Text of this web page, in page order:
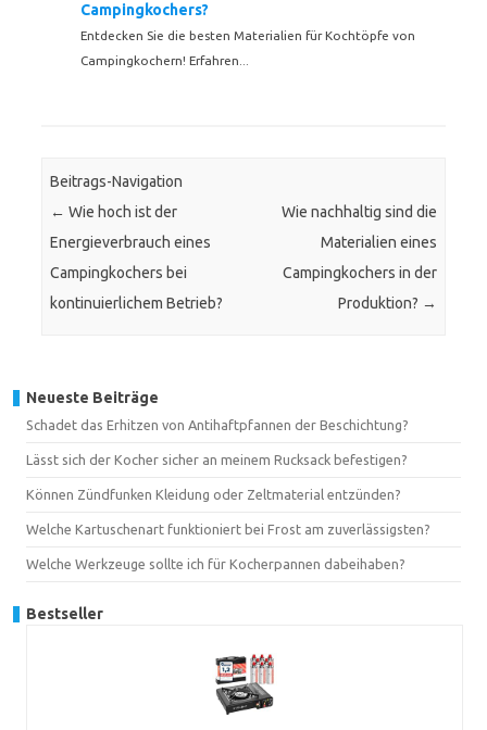
Campingkochers?
Entdecken Sie die besten Materialien für Kochtöpfe von
Campingkochern! Erfahren...
Beitrags-Navigation
← Wie hoch ist der
Energieverbrauch eines
Campingkochers bei
kontinuierlichem Betrieb?
Wie nachhaltig sind die
Materialien eines
Campingkochers in der
Produktion? →
Neueste Beiträge
Schadet das Erhitzen von Antihaftpfannen der Beschichtung?
Lässt sich der Kocher sicher an meinem Rucksack befestigen?
Können Zündfunken Kleidung oder Zeltmaterial entzünden?
Welche Kartuschenart funktioniert bei Frost am zuverlässigsten?
Welche Werkzeuge sollte ich für Kocherpannen dabeihaben?
Bestseller